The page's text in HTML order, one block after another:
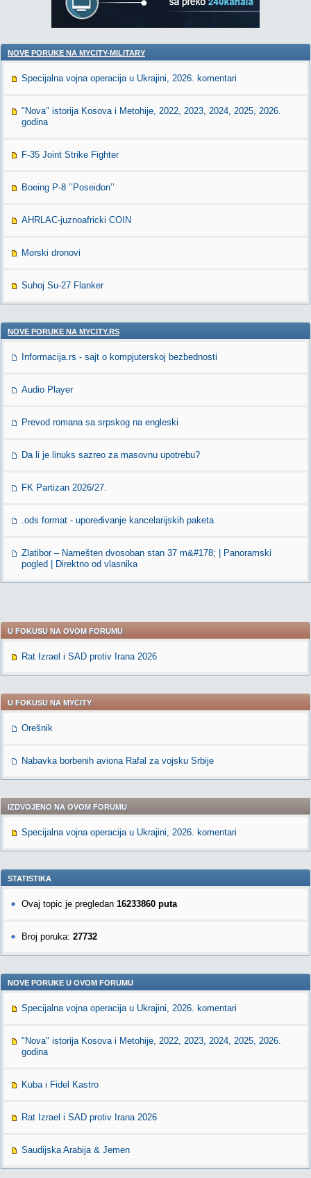
NOVE PORUKE NA MYCITY-MILITARY
Specijalna vojna operacija u Ukrajini, 2026. komentari
"Nova" istorija Kosova i Metohije, 2022, 2023, 2024, 2025, 2026.
godina
F-35 Joint Strike Fighter
Boeing P-8 ’’Poseidon’’
AHRLAC-juznoafricki COIN
Morski dronovi
Suhoj Su-27 Flanker
NOVE PORUKE NA MYCITY.RS
Informacija.rs - sajt o kompjuterskoj bezbednosti
Audio Player
Prevod romana sa srpskog na engleski
Da li je linuks sazreo za masovnu upotrebu?
FK Partizan 2026/27.
.ods format - upoređivanje kancelarijskih paketa
Zlatibor – Namešten dvosoban stan 37 m&#178; | Panoramski
pogled | Direktno od vlasnika
U FOKUSU NA OVOM FORUMU
Rat Izrael i SAD protiv Irana 2026
U FOKUSU NA MYCITY
Orešnik
Nabavka borbenih aviona Rafal za vojsku Srbije
IZDVOJENO NA OVOM FORUMU
Specijalna vojna operacija u Ukrajini, 2026. komentari
STATISTIKA
Ovaj topic je pregledan 16233860 puta
Broj poruka: 27732
NOVE PORUKE U OVOM FORUMU
Specijalna vojna operacija u Ukrajini, 2026. komentari
"Nova" istorija Kosova i Metohije, 2022, 2023, 2024, 2025, 2026.
godina
Kuba i Fidel Kastro
Rat Izrael i SAD protiv Irana 2026
Saudijska Arabija & Jemen